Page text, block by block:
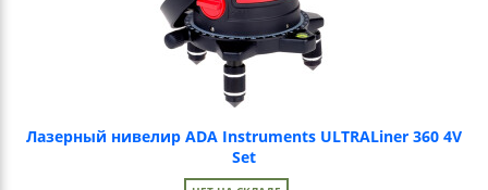
Лазерный нивелир ADA Instruments ULTRALiner 360 4V
Set